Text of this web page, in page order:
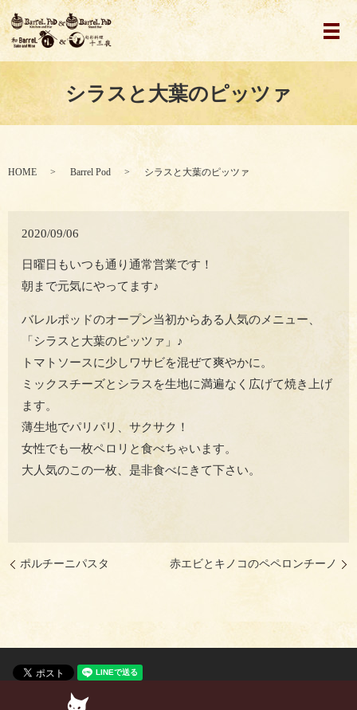
メ
シラスと大葉のピッツァ
HOME Barrel Pod シラスと大葉のピッツァ
2020/09/06
日曜日もいつも通り通常営業です！
朝まで元気にやってます♪
バレルポッドのオープン当初からある人気のメニュー、
「シラスと大葉のピッツァ」♪
トマトソースに少しワサビを混ぜて爽やかに。
ミックスチーズとシラスを生地に満遍なく広げて焼き上げ
ます。
薄生地でパリパリ、サクサク！
女性でも一枚ペロリと食べちゃいます。
大人気のこの一枚、是非食べにきて下さい。
ポルチーニパスタ 赤エビとキノコのペペロンチーノ